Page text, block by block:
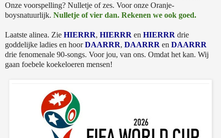
Onze voorspelling? Nulletje of zes. Voor onze Oranje-
boysnatuurlijk. Nulletje of vier dan. Rekenen we ook goed.
Laatste alinea. Zie HIERRR, HIERRR en HIERRR drie
goddelijke ladies en hoorDAARRR, DAARRR en DAARRR
drie fenomenale 90-songs. Voor jou, van ons. Omdat het kan. Wij
gaan foebele koekeloeren mensen!